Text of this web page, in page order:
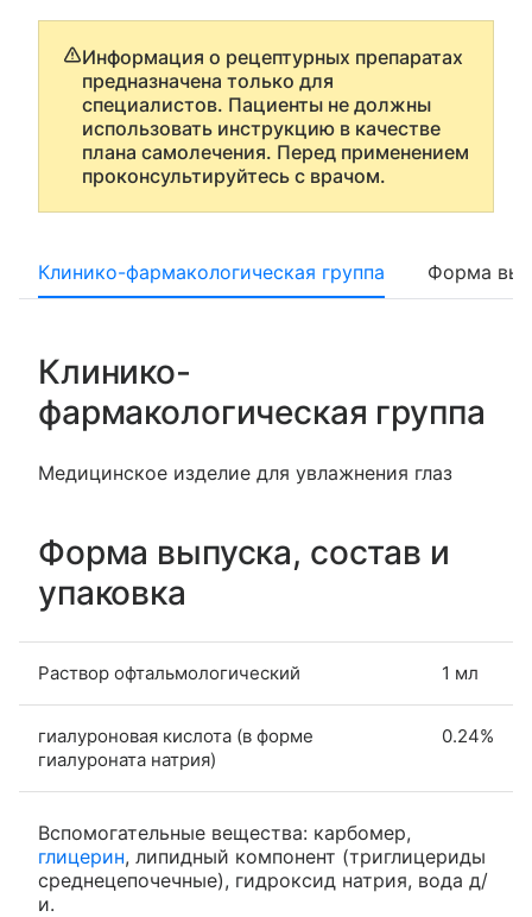
Информация о рецептурных препаратах
предназначена только для
специалистов. Пациенты не должны
использовать инструкцию в качестве
плана самолечения. Перед применением
проконсультируйтесь с врачом.
Клинико-фармакологическая группа Форма
Клинико-
фармакологическая группа
Медицинское изделие для увлажнения глаз
Форма выпуска, состав и
упаковка
Раствор офтальмологический 1 мл
гиалуроновая кислота (в форме
гиалуроната натрия)
0.24%
Вспомогательные вещества: карбомер,
глицерин, липидный компонент (триглицериды
среднецепочечные), гидроксид натрия, вода д/
и.